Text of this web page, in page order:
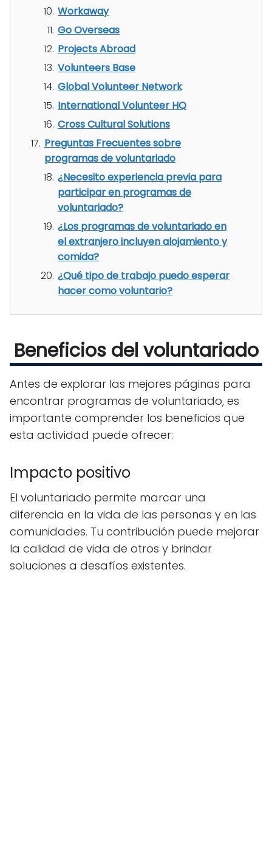
Workaway
Go Overseas
Projects Abroad
Volunteers Base
Global Volunteer Network
International Volunteer HQ
Cross Cultural Solutions
Preguntas Frecuentes sobre
programas de voluntariado
¿Necesito experiencia previa para
participar en programas de
voluntariado?
¿Los programas de voluntariado en
el extranjero incluyen alojamiento y
comida?
¿Qué tipo de trabajo puedo esperar
hacer como voluntario?
Beneficios del voluntariado
Antes de explorar las mejores páginas para
encontrar programas de voluntariado, es
importante comprender los beneficios que
esta actividad puede ofrecer:
Impacto positivo
El voluntariado permite marcar una
diferencia en la vida de las personas y en las
comunidades. Tu contribución puede mejorar
la calidad de vida de otros y brindar
soluciones a desafíos existentes.